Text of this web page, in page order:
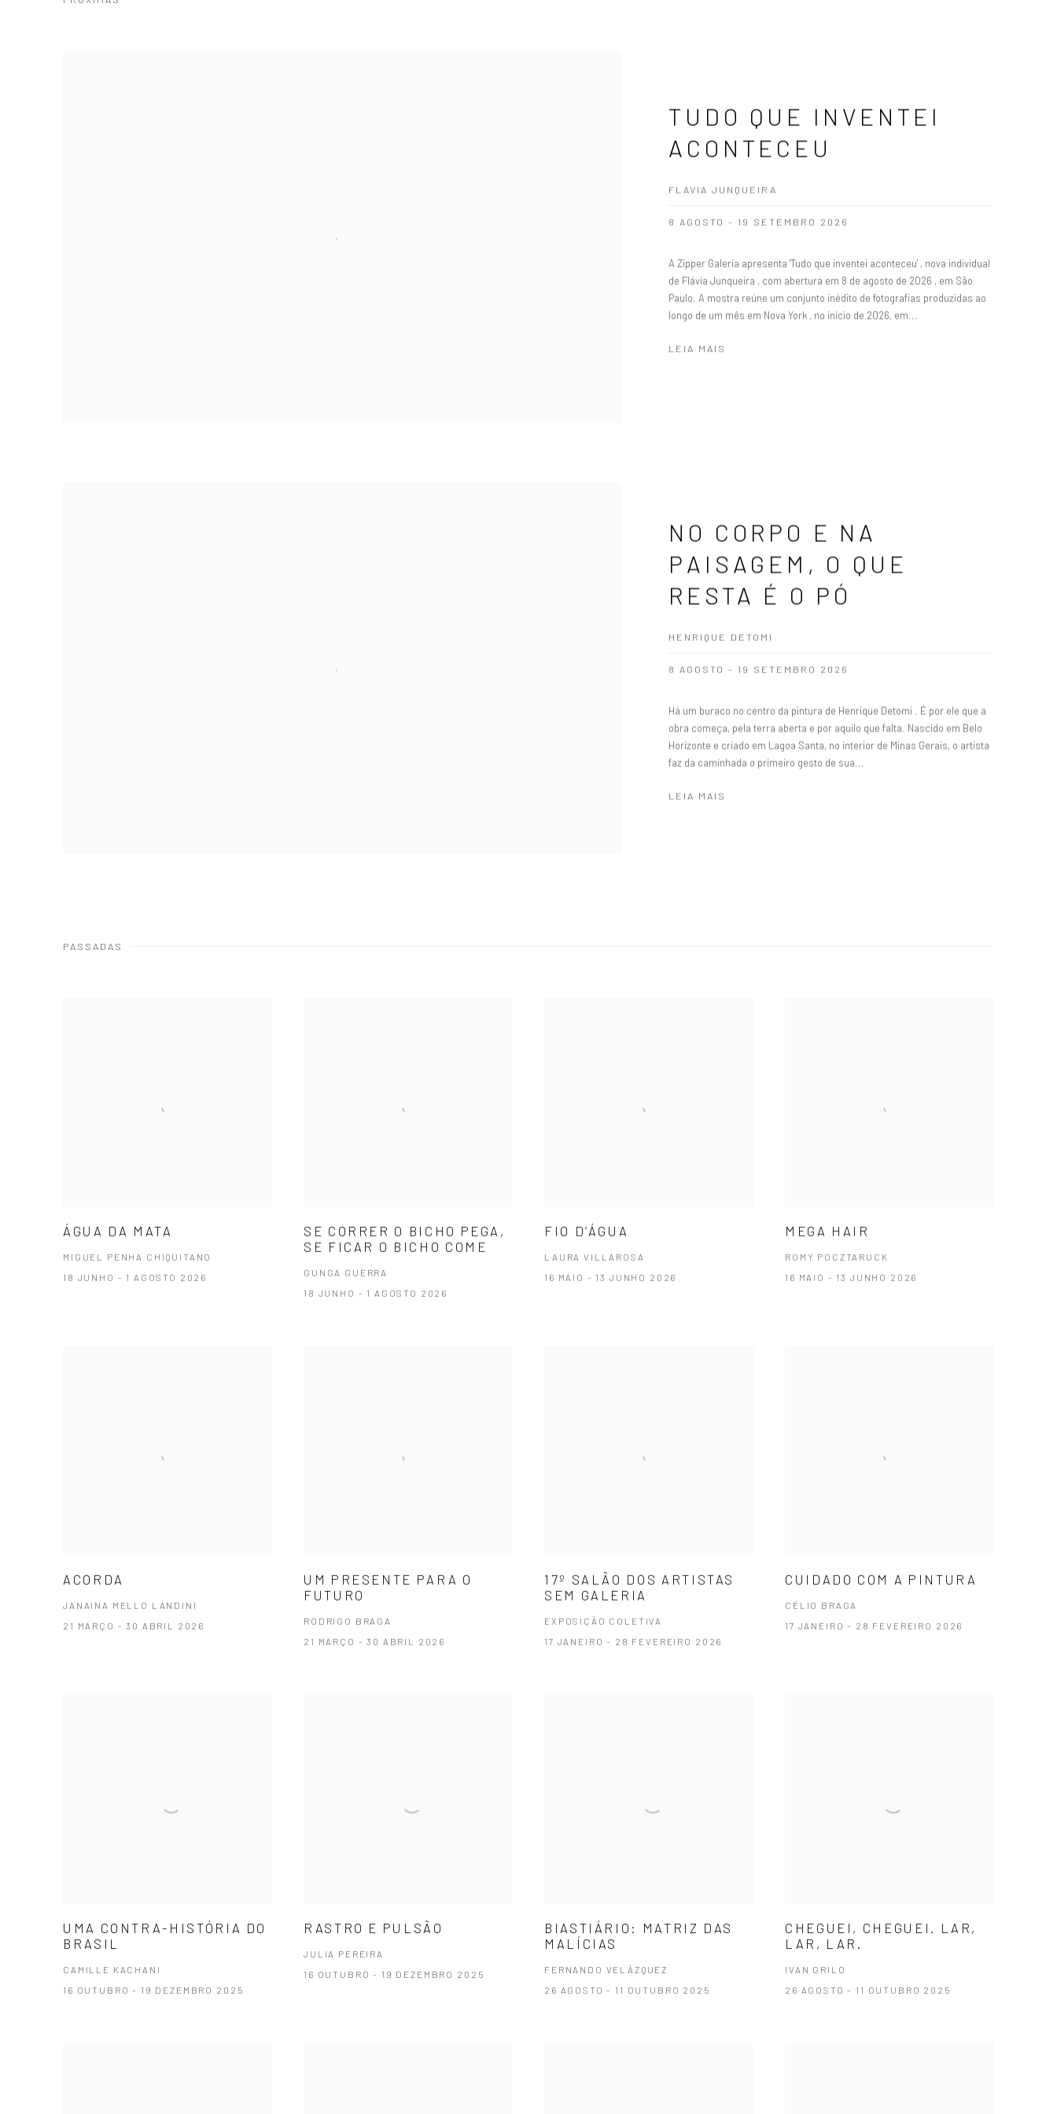
TUDO QUE INVENTEI
ACONTECEU
FLAVIA JUNQUEIRA
8 AGOSTO - 19 SETEMBRO 2026
A Zipper Galeria apresenta 'Tudo que inventei aconteceu' , nova individual
de Flávia Junqueira , com abertura em 8 de agosto de 2026 , em São
Paulo. A mostra reúne um conjunto inédito de fotografias produzidas ao
longo de um mês em Nova York , no início de 2026, em...
LEIA MAIS
NO CORPO E NA
PAISAGEM, O QUE
RESTA É O PÓ
HENRIQUE DETOMI
8 AGOSTO - 19 SETEMBRO 2026
Há um buraco no centro da pintura de Henrique Detomi . É por ele que a
obra começa, pela terra aberta e por aquilo que falta. Nascido em Belo
Horizonte e criado em Lagoa Santa, no interior de Minas Gerais, o artista
faz da caminhada o primeiro gesto de sua...
LEIA MAIS
PASSADAS
ÁGUA DA MATA
MIGUEL PENHA CHIQUITANO
18 JUNHO - 1 AGOSTO 2026
SE CORRER O BICHO PEGA,
SE FICAR O BICHO COME
GUNGA GUERRA
18 JUNHO - 1 AGOSTO 2026
FIO D’ÁGUA
LAURA VILLAROSA
16 MAIO - 13 JUNHO 2026
MEGA HAIR
ROMY POCZTARUCK
16 MAIO - 13 JUNHO 2026
ACORDA
JANAINA MELLO LANDINI
21 MARÇO - 30 ABRIL 2026
UM PRESENTE PARA O
FUTURO
RODRIGO BRAGA
21 MARÇO - 30 ABRIL 2026
17º SALÃO DOS ARTISTAS
SEM GALERIA
EXPOSIÇÃO COLETIVA
17 JANEIRO - 28 FEVEREIRO 2026
CUIDADO COM A PINTURA
CÉLIO BRAGA
17 JANEIRO - 28 FEVEREIRO 2026
UMA CONTRA-HISTÓRIA DO
BRASIL
CAMILLE KACHANI
16 OUTUBRO - 19 DEZEMBRO 2025
RASTRO E PULSÃO
JULIA PEREIRA
16 OUTUBRO - 19 DEZEMBRO 2025
BIASTIÁRIO: MATRIZ DAS
MALÍCIAS
FERNANDO VELÁZQUEZ
26 AGOSTO - 11 OUTUBRO 2025
CHEGUEI, CHEGUEI. LAR,
LAR, LAR.
IVAN GRILO
26 AGOSTO - 11 OUTUBRO 2025